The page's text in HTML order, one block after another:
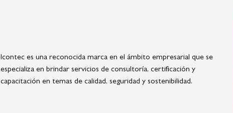
Icontec es una reconocida marca en el ámbito empresarial que se
especializa en brindar servicios de consultoría, certificación y
capacitación en temas de calidad, seguridad y sostenibilidad.